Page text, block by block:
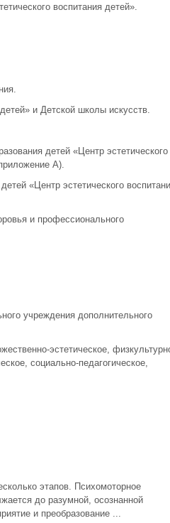
воспитания детей».
и Детской школы искусств.
детей «Центр эстетического
А).
«Центр эстетического
и профессионального
учреждения дополнительного
эстетическое,
социально-педагогическое,
этапов. Психомоторное
до разумной, осознанной
и преобразование ...